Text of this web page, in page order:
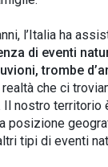
l’Italia ha
di eventi
trombe
realtà che ci
nostro territorio
posizione
tipi di eventi